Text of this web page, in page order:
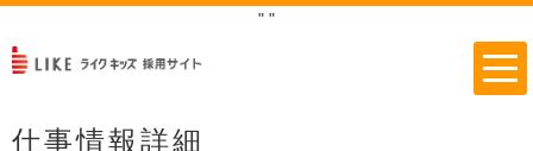
" "
仕事情報詳細